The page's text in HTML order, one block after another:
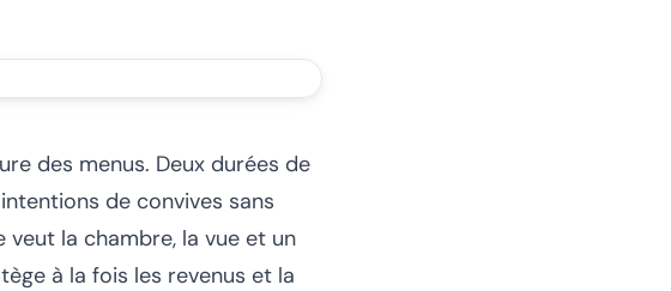
des menus. Deux durées de
de convives sans
la chambre, la vue et un
à la fois les revenus et la